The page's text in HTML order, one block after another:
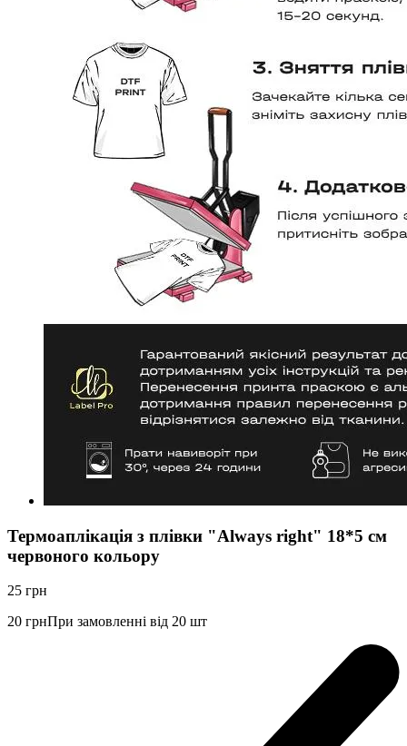
Термоаплікація з плівки "Always right" 18*5 см
червоного кольору
25 грн
20 грнПри замовленні від 20 шт